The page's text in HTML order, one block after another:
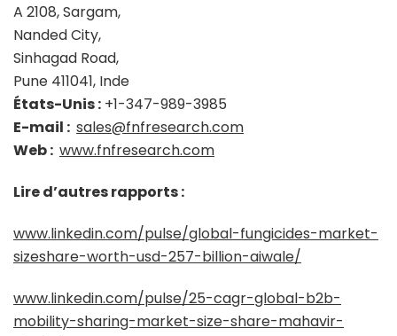
A 2108, Sargam,
Nanded City,
Sinhagad Road,
Pune 411041, Inde
États-Unis : +1-347-989-3985
E-mail : sales@fnfresearch.com
Web : www.fnfresearch.com
Lire d’autres rapports :
www.linkedin.com/pulse/global-fungicides-market-
sizeshare-worth-usd-257-billion-aiwale/
www.linkedin.com/pulse/25-cagr-global-b2b-
mobility-sharing-market-size-share-mahavir-